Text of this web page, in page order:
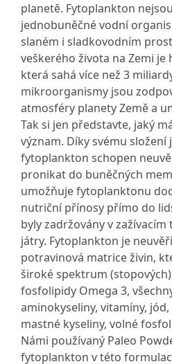
planetě. Fytoplankton
jednobuněčné vodní
slaném i sladkovodním
veškerého života na Zemi
která sahá více než 3
mikroorganismy jsou
atmosféry planety Země a
Tak si jen představte, jaký
význam. Díky svému složení
fytoplankton schopen
pronikat do buněčných
umožňuje fytoplanktonu
nutriční přínosy přímo do
byly zadržovány v
játry. Fytoplankton je
potravinová matrice živin,
široké spektrum
fosfolipidy Omega 3,
aminokyseliny, vitamíny,
mastné kyseliny, volné
Námi používaný Paleo
fytoplankton v této